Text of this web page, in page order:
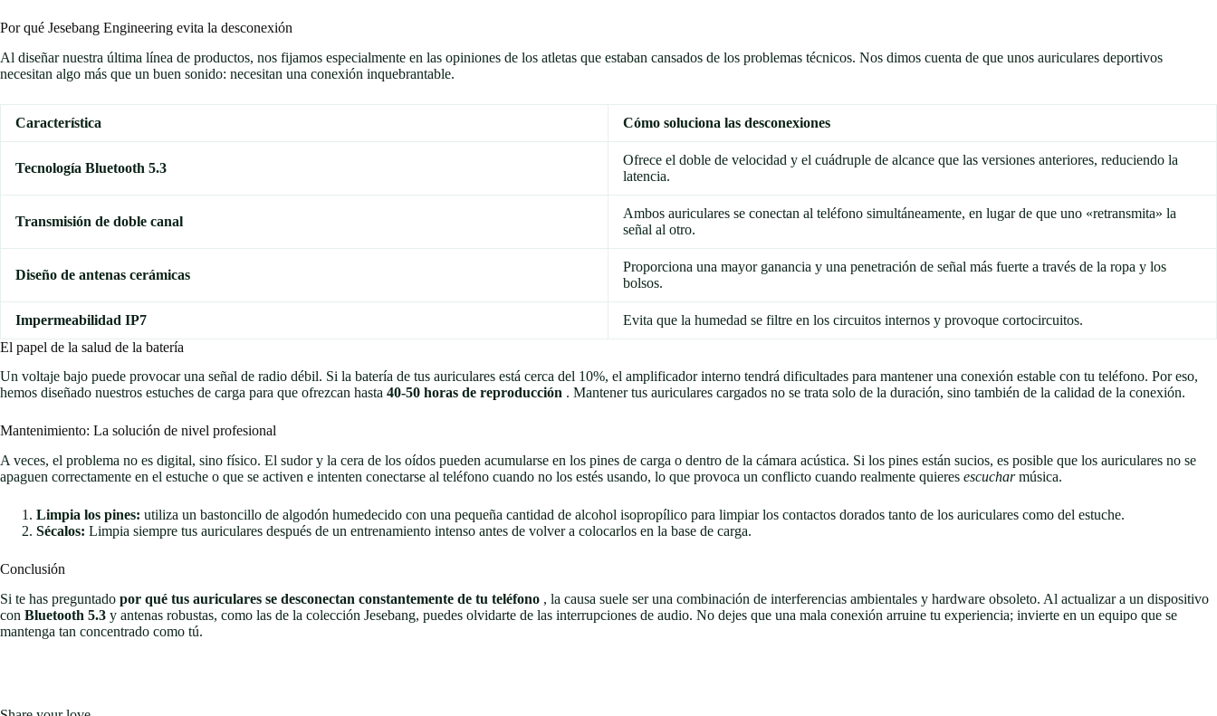
Por qué Jesebang Engineering evita la desconexión
Al diseñar nuestra última línea de productos, nos fijamos especialmente en las opiniones de los atletas que estaban cansados ​​de los problemas técnicos. Nos dimos cuenta de que unos auriculares deportivos
necesitan algo más que un buen sonido: necesitan una conexión inquebrantable.
Característica Cómo soluciona las desconexiones
Tecnología Bluetooth 5.3
Ofrece el doble de velocidad y el cuádruple de alcance que las versiones anteriores, reduciendo la
latencia.
Transmisión de doble canal
Ambos auriculares se conectan al teléfono simultáneamente, en lugar de que uno «retransmita» la
señal al otro.
Diseño de antenas cerámicas
Proporciona una mayor ganancia y una penetración de señal más fuerte a través de la ropa y los
bolsos.
Impermeabilidad IP7
Evita que la humedad se filtre en los circuitos internos y provoque cortocircuitos.
El papel de la salud de la batería
Un voltaje bajo puede provocar una señal de radio débil. Si la batería de tus auriculares está cerca del 10%, el amplificador interno tendrá dificultades para mantener una conexión estable con tu teléfono. Por eso,
hemos diseñado nuestros estuches de carga para que ofrezcan hasta 40-50 horas de reproducción . Mantener tus auriculares cargados no se trata solo de la duración, sino también de la calidad de la conexión.
Mantenimiento: La solución de nivel profesional
A veces, el problema no es digital, sino físico. El sudor y la cera de los oídos pueden acumularse en los pines de carga o dentro de la cámara acústica. Si los pines están sucios, es posible que los auriculares no se
apaguen correctamente en el estuche o que se activen e intenten conectarse al teléfono cuando no los estés usando, lo que provoca un conflicto cuando realmente quieres escucharmúsica.
Limpia los pines: utiliza un bastoncillo de algodón humedecido con una pequeña cantidad de alcohol isopropílico para limpiar los contactos dorados tanto de los auriculares como del estuche.
Sécalos: Limpia siempre tus auriculares después de un entrenamiento intenso antes de volver a colocarlos en la base de carga.
Conclusión
Si te has preguntado por qué tus auriculares se desconectan constantemente de tu teléfono , la causa suele ser una combinación de interferencias ambientales y hardware obsoleto. Al actualizar a un dispositivo
con Bluetooth 5.3 y antenas robustas, como las de la colección Jesebang, puedes olvidarte de las interrupciones de audio. No dejes que una mala conexión arruine tu experiencia; invierte en un equipo que se
mantenga tan concentrado como tú.